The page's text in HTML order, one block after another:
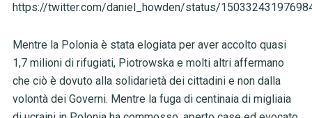
https://twitter.com/daniel_howden/status/
Mentre la Polonia è stata elogiata per aver accolto quasi
1,7 milioni di rifugiati, Piotrowska e molti altri affermano
che ciò è dovuto alla solidarietà dei cittadini e non dalla
volontà dei Governi. Mentre la fuga di centinaia di migliaia